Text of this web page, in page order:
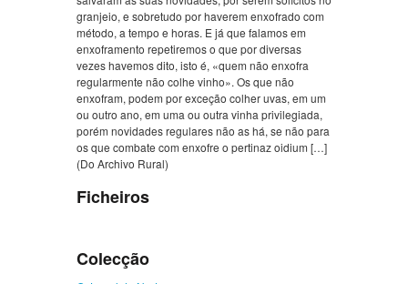
granjeio, e sobretudo por haverem enxofrado com
método, a tempo e horas. E já que falamos em
enxoframento repetiremos o que por diversas
vezes havemos dito, isto é, «quem não enxofra
regularmente não colhe vinho». Os que não
enxofram, podem por exceção colher uvas, em um
ou outro ano, em uma ou outra vinha privilegiada,
porém novidades regulares não as há, se não para
os que combate com enxofre o pertinaz oidium […]
(Do Archivo Rural)
Ficheiros
Colecção